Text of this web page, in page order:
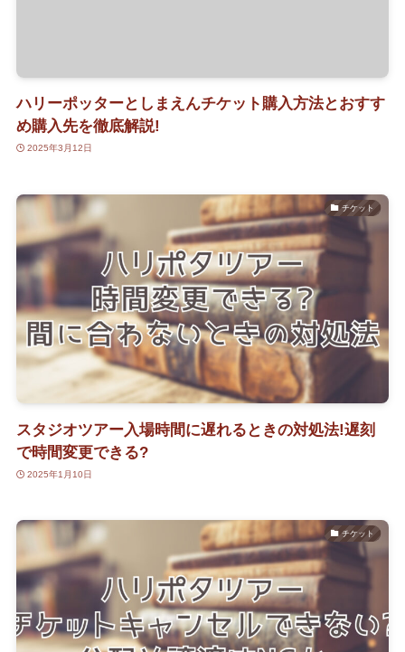
ハリーポッターとしまえんチケット購入方法とおすす
め購入先を徹底解説!
2025年3月12日
チケット
スタジオツアー入場時間に遅れるときの対処法!遅刻
で時間変更できる?
2025年1月10日
チケット